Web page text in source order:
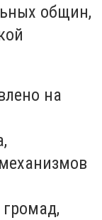
общин,
​​на